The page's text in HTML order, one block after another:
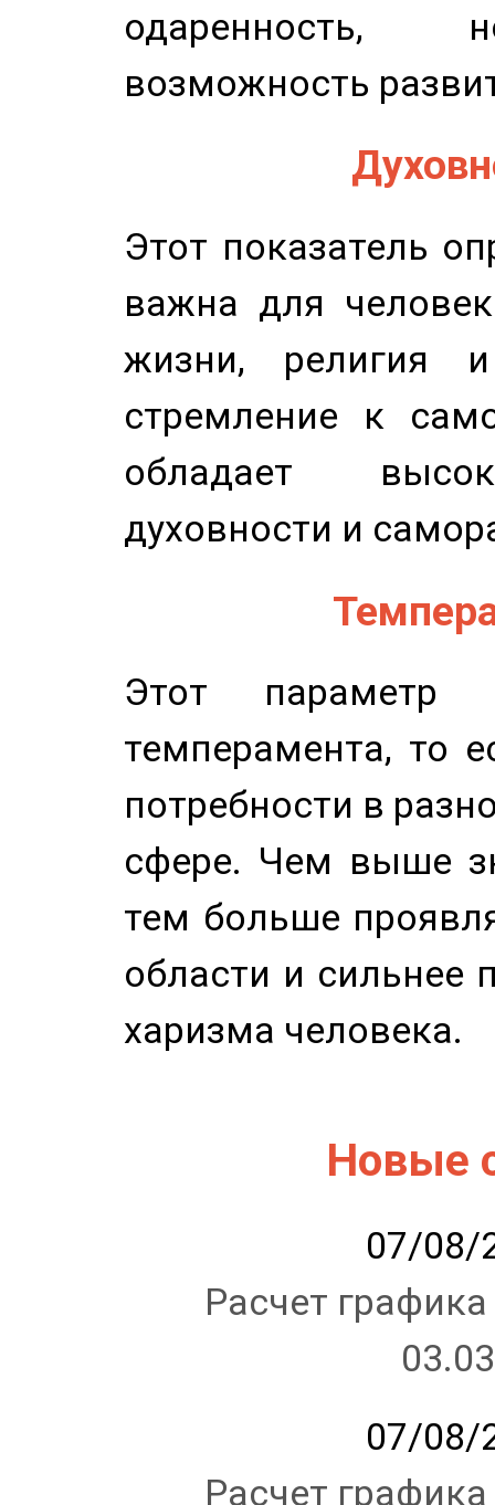
одаренность,
возможность
Этот показатель
важна для
жизни, религия
стремление к
обладает
духовности и
Этот параметр
темперамента, то
потребности в
сфере. Чем выше
тем больше
области и сильнее
харизма человека.
Новые
07/08/
Расчет
07/08/
Расчет